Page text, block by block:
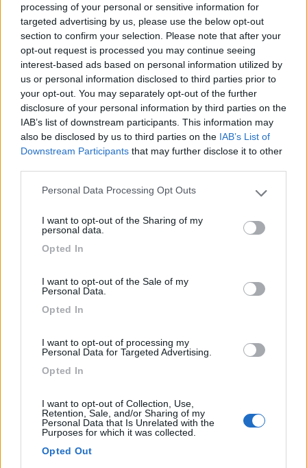
processing of your personal or sensitive information for
targeted advertising by us, please use the below opt-out
section to confirm your selection. Please note that after your
opt-out request is processed you may continue seeing
interest-based ads based on personal information utilized by
us or personal information disclosed to third parties prior to
your opt-out. You may separately opt-out of the further
disclosure of your personal information by third parties on the
IAB’s list of downstream participants. This information may
also be disclosed by us to third parties on the IAB’s List of
Downstream Participants that may further disclose it to other
Please note that this website/app uses one or more Google
not limited to your visit or usage behaviour. You may click to
grant or deny consent to Google and its third-party tags to
use your data for below specified purposes in below Google
Personal Data Processing Opt Outs
I want to opt-out of the Sharing of my
personal data.
Opted In
I want to opt-out of the Sale of my
Personal Data.
Opted In
I want to opt-out of processing my
Personal Data for Targeted Advertising.
Opted In
I want to opt-out of Collection, Use,
Retention, Sale, and/or Sharing of my
Personal Data that Is Unrelated with the
Purposes for which it was collected.
Opted Out
Area di sosta (AA)
Agriturismo Sa Murta
10 1
Servizi / Posizione
Area di sosta c/o agriturismo
Località Peddio
Area di sosta (AA)
Agricampeggio Donne Rurali